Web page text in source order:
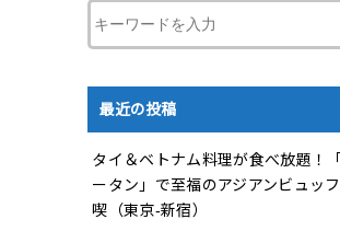
最近の投稿
タイ＆ベトナム料理が食べ放題！
ータン」で至福のアジアンビュッ
喫（東京-新宿）